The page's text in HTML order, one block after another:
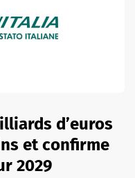
d’euros
et confirme
2029